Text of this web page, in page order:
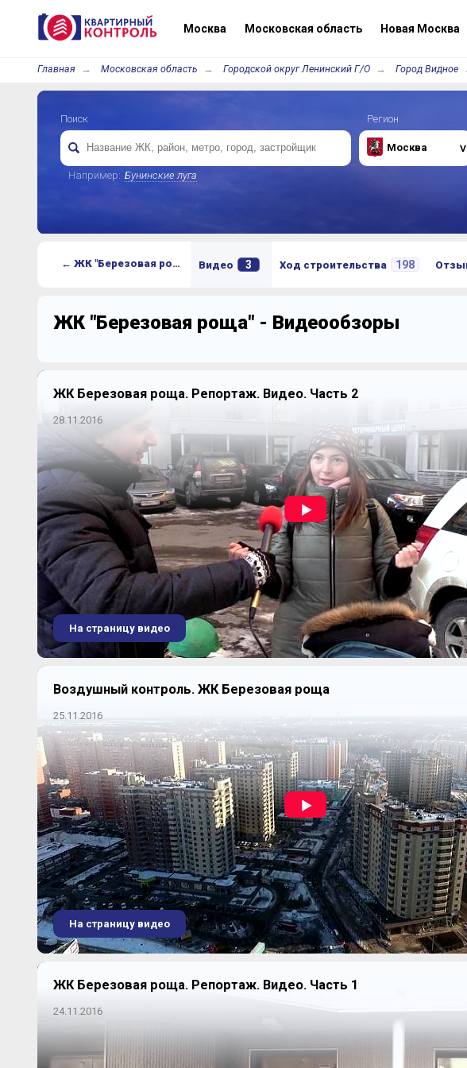
Москва Московская область Новая Москва
Главная Московская область Городской округ Ленинский Г/О Город Видное
Поиск
Например: Бунинские луга
Регион
Москва
← ЖК "Березовая роща" Видео 3 Ход строительства 198
ЖК "Березовая роща" - Видеообзоры
ЖК Березовая роща. Репортаж. Видео. Часть 2
28.11.2016
На страницу видео
Воздушный контроль. ЖК Березовая роща
25.11.2016
На страницу видео
ЖК Березовая роща. Репортаж. Видео. Часть 1
24.11.2016